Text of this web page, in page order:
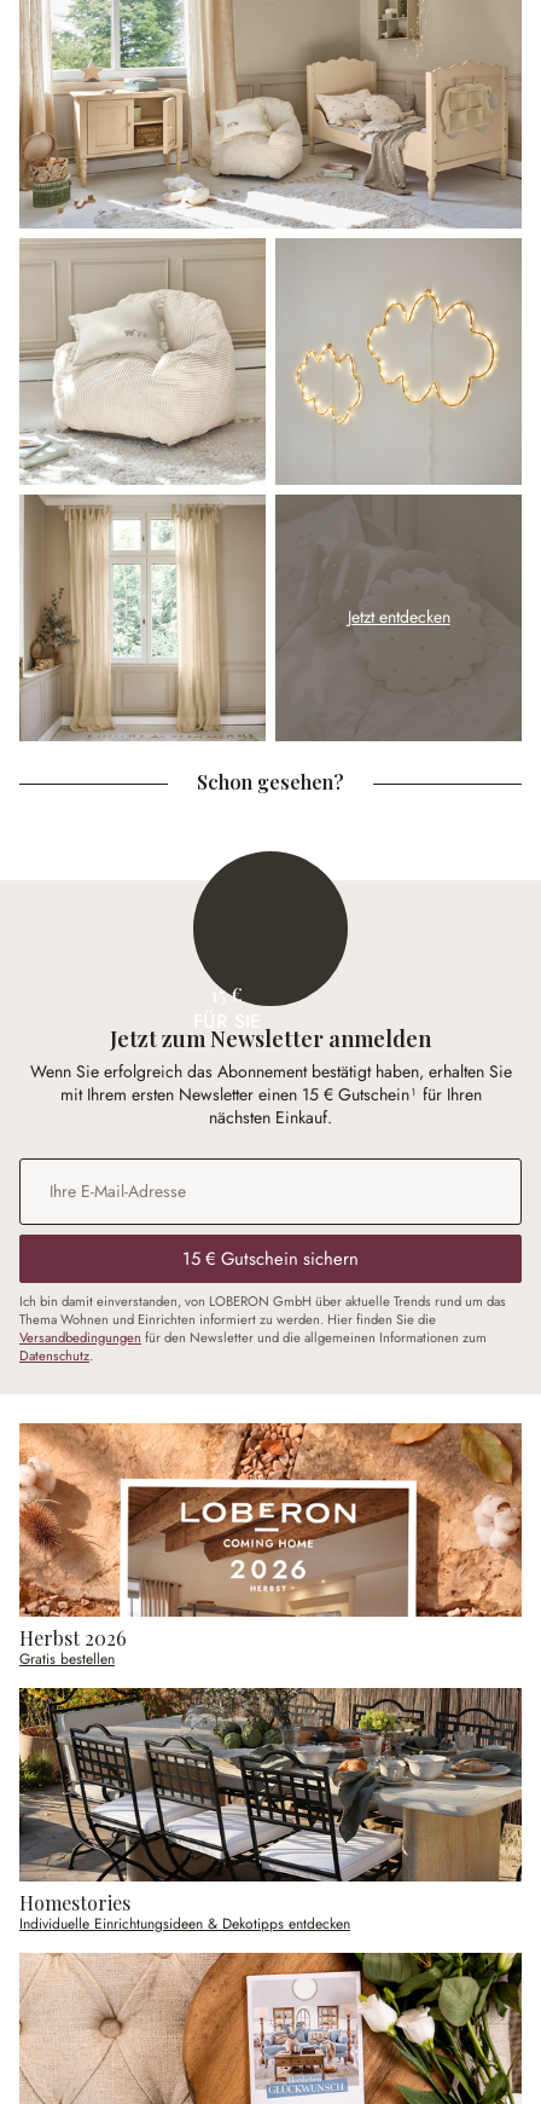
Jetzt entdecken
Schon gesehen?
15 €
Jetzt zum Newsletter anmelden
Wenn Sie erfolgreich das Abonnement bestätigt haben, erhalten Sie
mit Ihrem ersten Newsletter einen 15 € Gutschein¹ für Ihren
nächsten Einkauf.
E-Mail-Adresse*
15 € Gutschein sichern
Ich bin damit einverstanden, von LOBERON GmbH über aktuelle Trends rund um das
Thema Wohnen und Einrichten informiert zu werden. Hier finden Sie die
Versandbedingungen für den Newsletter und die allgemeinen Informationen zum
Datenschutz.
Herbst 2026
Gratis bestellen
Homestories
Individuelle Einrichtungsideen & Dekotipps entdecken